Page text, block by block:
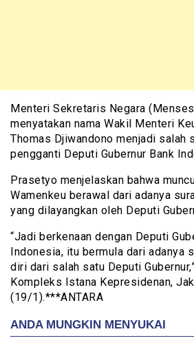
Menteri Sekretaris Negara
menyatakan nama Wakil Menteri
Thomas Djiwandono menjadi salah
pengganti Deputi Gubernur Bank
Prasetyo menjelaskan bahwa
Wamenkeu berawal dari adanya
yang dilayangkan oleh Deputi
“Jadi berkenaan dengan Deputi
Indonesia, itu bermula dari adanya
diri dari salah satu Deputi
Kompleks Istana Kepresidenan,
(19/1).***ANTARA